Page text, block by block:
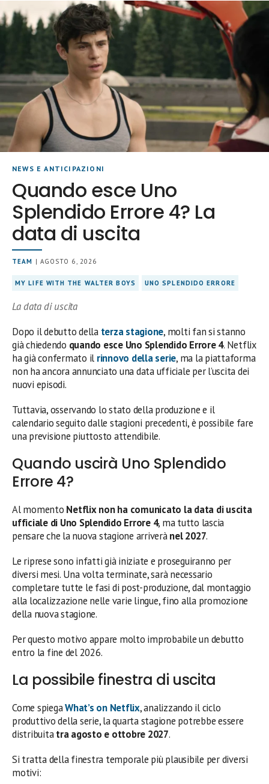
NEWS E ANTICIPAZIONI
Quando esce Uno
Splendido Errore 4? La
data di uscita
TEAM | AGOSTO 6, 2026
MY LIFE WITH THE WALTER BOYS UNO SPLENDIDO ERRORE
La data di uscita
Dopo il debutto della terza stagione, molti fan si stanno
già chiedendo quando esce Uno Splendido Errore 4. Netflix
ha già confermato il rinnovo della serie, ma la piattaforma
non ha ancora annunciato una data ufficiale per l’uscita dei
nuovi episodi.
Tuttavia, osservando lo stato della produzione e il
calendario seguito dalle stagioni precedenti, è possibile fare
una previsione piuttosto attendibile.
Quando uscirà Uno Splendido
Errore 4?
Al momento Netflix non ha comunicato la data di uscita
ufficiale di Uno Splendido Errore 4, ma tutto lascia
pensare che la nuova stagione arriverànel 2027.
Le riprese sono infatti già iniziate e proseguiranno per
diversi mesi. Una volta terminate, sarà necessario
completare tutte le fasi di post-produzione, dal montaggio
alla localizzazione nelle varie lingue, fino alla promozione
della nuova stagione.
Per questo motivo appare molto improbabile un debutto
entro la fine del 2026.
La possibile finestra di uscita
Come spiegaWhat’s on Netflix, analizzando il ciclo
produttivo della serie, la quarta stagione potrebbe essere
distribuitatra agosto e ottobre 2027.
Si tratta della finestra temporale più plausibile per diversi
motivi: